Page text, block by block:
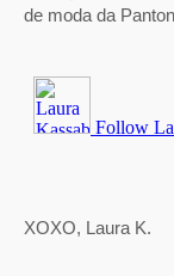
de moda da
XOXO, Laura K.